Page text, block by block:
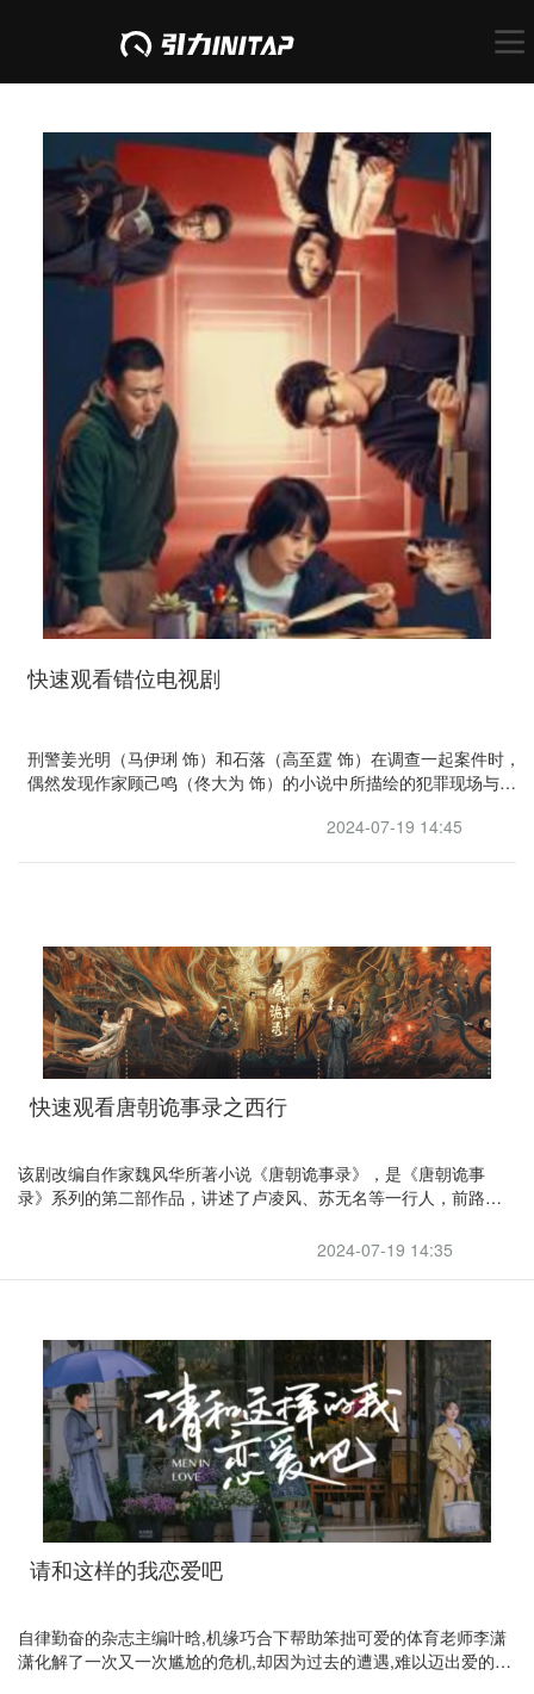
快速观看错位电视剧
刑警姜光明（马伊琍 饰）和石落（高至霆 饰）在调查一起案件时，
偶然发现作家顾己鸣（佟大为 饰）的小说中所描绘的犯罪现场与自
巧合？而小说的出现也为二人的追查提供了新的方向，但与此同时
2024-07-19 14:45
快速观看唐朝诡事录之西行
该剧改编自作家魏风华所著小说《唐朝诡事录》，是《唐朝诡事
录》系列的第二部作品，讲述了卢凌风、苏无名等一行人，前路险
2024-07-19 14:35
请和这样的我恋爱吧
自律勤奋的杂志主编叶晗,机缘巧合下帮助笨拙可爱的体育老师李潇
潇化解了一次又一次尴尬的危机,却因为过去的遭遇,难以迈出爱的脚